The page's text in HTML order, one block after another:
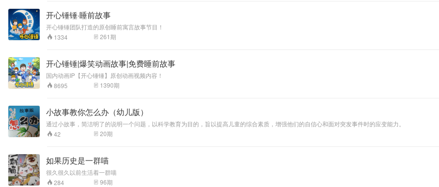
准备好了吗？和八
位少年一起，踏上
这场寻找内心力量
的奇幻冒险吧
开心锤锤·睡前故事
开心锤锤团队打造的原创睡前寓言故事节目！
1334
261期
开心锤锤|爆笑动画故事|免费睡前故事
国内动画IP【开心锤锤】原创动画视频内容！
8695
1390期
小故事教你怎么办（幼儿版）
通过小故事，简洁明了的说明一个问题，以科学教育为目的，旨以提高儿童的综合素质，增强他们的自信心和面对突发事件时的应变能力。
42
20期
如果历史是一群喵
很久很久以前生活着一群喵
284
96期